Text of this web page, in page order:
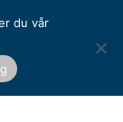
du vår